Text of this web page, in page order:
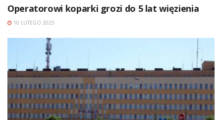
Operatorowi koparki grozi do 5 lat więzienia
10 LUTEGO 2025